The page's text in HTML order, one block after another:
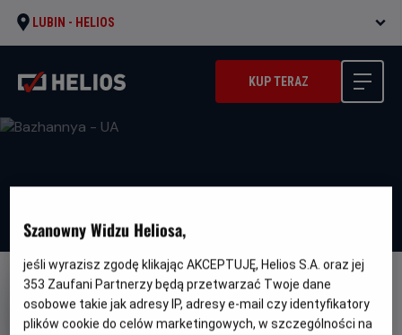
LUBIN - HELIOS
KUP TERAZ
DUBBING WERSJA JĘZYKOWA UA
Bazhannya - UA
Szanowny Widzu Heliosa,
jeśli wyrazisz zgodę klikając AKCEPTUJĘ, Helios S.A. oraz jej
353 Zaufani Partnerzy będą przetwarzać Twoje dane
osobowe takie jak adresy IP, adresy e-mail czy identyfikatory
plików cookie do celów marketingowych, w szczególności na